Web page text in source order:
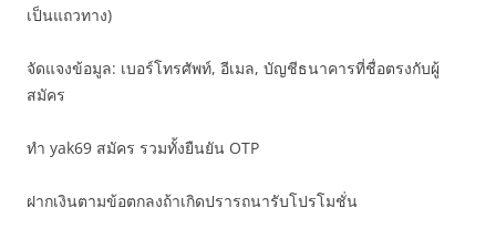
เป็นแถวทาง)
จัดแจงข้อมูล: เบอร์โทรศัพท์, อีเมล, บัญชีธนาคารที่ชื่อตรงกับผู้
สมัคร
ทำ yak69 สมัคร รวมทั้งยืนยัน OTP
ฝากเงินตามข้อตกลงถ้าเกิดปรารถนารับโปรโมชั่น